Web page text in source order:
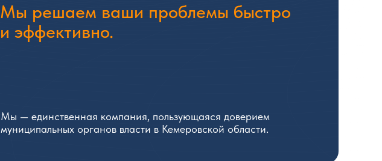
Мы решаем ваши проблемы быстро
и эффективно.
Мы — единственная компания, пользующаяся доверием
муниципальных органов власти в Кемеровской области.